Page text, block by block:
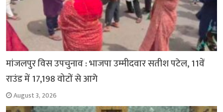
मांजलपुर विस उपचुनाव : भाजपा उम्मीदवार सतीश पटेल, 11वें
राउंड में 17,198 वोटों से आगे
August 3, 2026